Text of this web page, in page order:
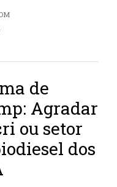
de
Agradar
ou setor
dos